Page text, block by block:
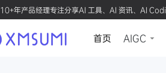
10+年产品经理专注分享AI 工具、AI 资讯、AI
首页 AIGC